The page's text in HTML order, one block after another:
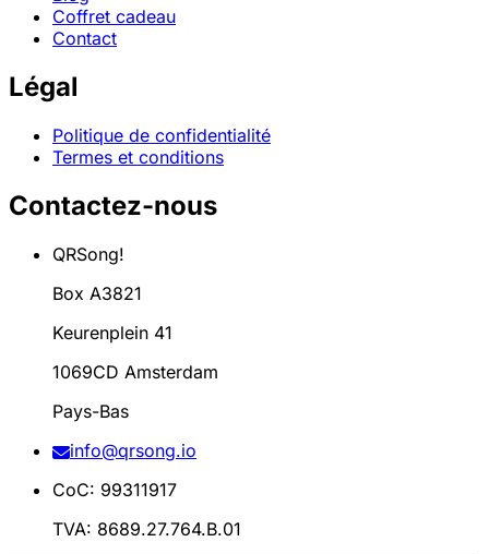
Coffret cadeau
Contact
Légal
Politique de confidentialité
Termes et conditions
Contactez-nous
QRSong!
Box A3821
Keurenplein 41
1069CD Amsterdam
Pays-Bas
info@qrsong.io
CoC: 99311917
TVA: 8689.27.764.B.01